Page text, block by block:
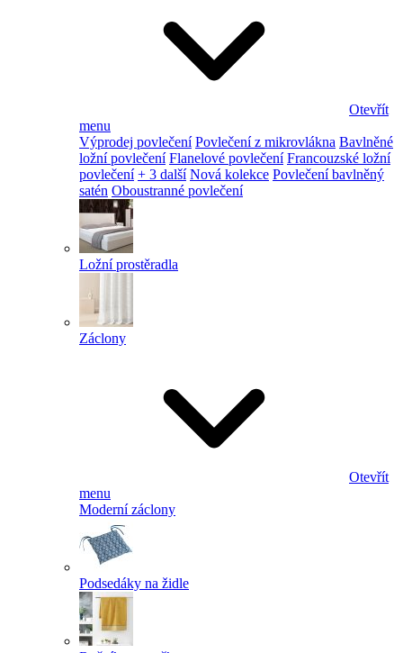
Otevřít
menu
Výprodej povlečení Povlečení z mikrovlákna Bavlněné
ložní povlečení Flanelové povlečení Francouzské ložní
povlečení + 3 další Nová kolekce Povlečení bavlněný
satén Oboustranné povlečení
Ložní prostěradla
Záclony
Otevřít
menu
Moderní záclony
Podsedáky na židle